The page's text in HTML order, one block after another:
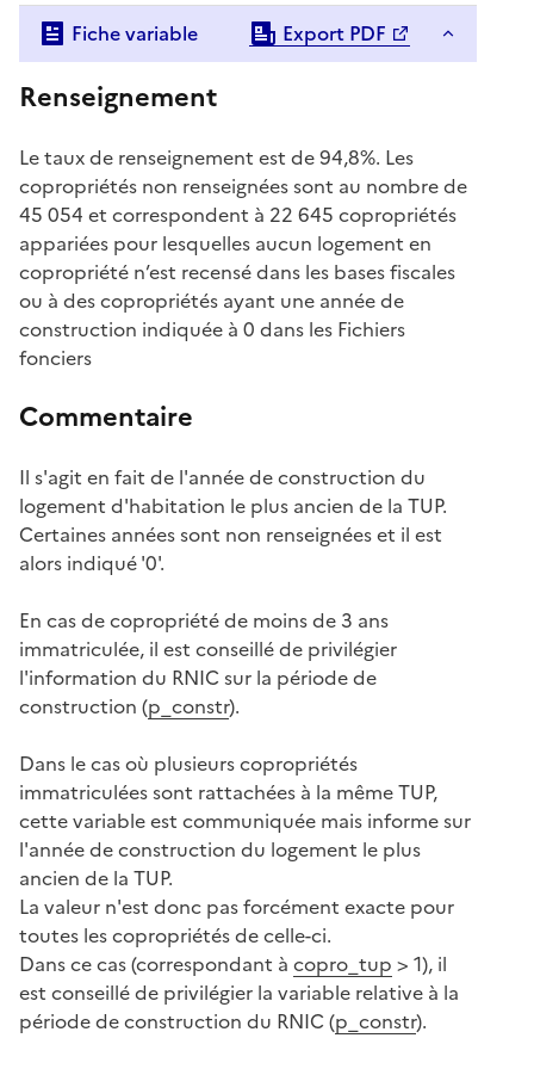
Fiche variable Export PDF
Renseignement
Le taux de renseignement est de 94,8%. Les
copropriétés non renseignées sont au nombre de
45 054 et correspondent à 22 645 copropriétés
appariées pour lesquelles aucun logement en
copropriété n’est recensé dans les bases fiscales
ou à des copropriétés ayant une année de
construction indiquée à 0 dans les Fichiers
fonciers
Commentaire
Il s'agit en fait de l'année de construction du
logement d'habitation le plus ancien de la TUP.
Certaines années sont non renseignées et il est
alors indiqué '0'.
En cas de copropriété de moins de 3 ans
immatriculée, il est conseillé de privilégier
l'information du RNIC sur la période de
construction (p_constr).
Dans le cas où plusieurs copropriétés
immatriculées sont rattachées à la même TUP,
cette variable est communiquée mais informe sur
l'année de construction du logement le plus
ancien de la TUP.
La valeur n'est donc pas forcément exacte pour
toutes les copropriétés de celle-ci.
Dans ce cas (correspondant à copro_tup > 1), il
est conseillé de privilégier la variable relative à la
période de construction du RNIC (p_constr).